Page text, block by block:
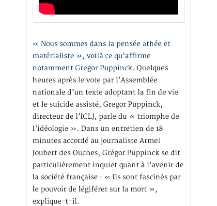
« Nous sommes dans la pensée athée et
matérialiste », voilà ce qu’affirme
notamment Gregor Puppinck. Quelques
heures après le vote par l’Assemblée
nationale d’un texte adoptant la fin de vie
et le suicide assisté, Gregor Puppinck,
directeur de l’ICLJ, parle du « triomphe de
l’idéologie ». Dans un entretien de 18
minutes accordé au journaliste Armel
Joubert des Ouches, Grégor Puppinck se dit
particulièrement inquiet quant à l’avenir de
la société française : « Ils sont fascinés par
le pouvoir de légiférer sur la mort »,
explique-t-il.